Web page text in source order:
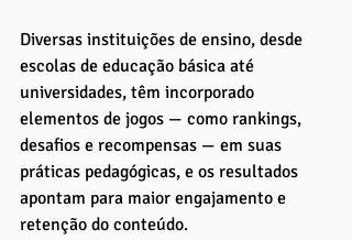
Diversas instituições de ensino, desde
escolas de educação básica até
universidades, têm incorporado
elementos de jogos — como rankings,
desafios e recompensas — em suas
práticas pedagógicas, e os resultados
apontam para maior engajamento e
retenção do conteúdo.